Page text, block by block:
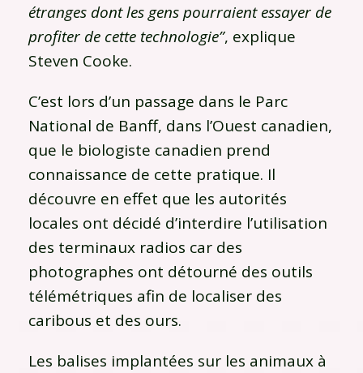
étranges dont les gens pourraient essayer de
profiter de cette technologie”, explique
Steven Cooke.
C’est lors d’un passage dans le Parc
National de Banff, dans l’Ouest canadien,
que le biologiste canadien prend
connaissance de cette pratique. Il
découvre en effet que les autorités
locales ont décidé d’interdire l’utilisation
des terminaux radios car des
photographes ont détourné des outils
télémétriques afin de localiser des
caribous et des ours.
Les balises implantées sur les animaux à